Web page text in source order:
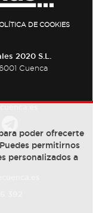
DE COOKIES
2020 S.L.
Cuenca
392
poder ofrecerte
permitirnos
personalizados a